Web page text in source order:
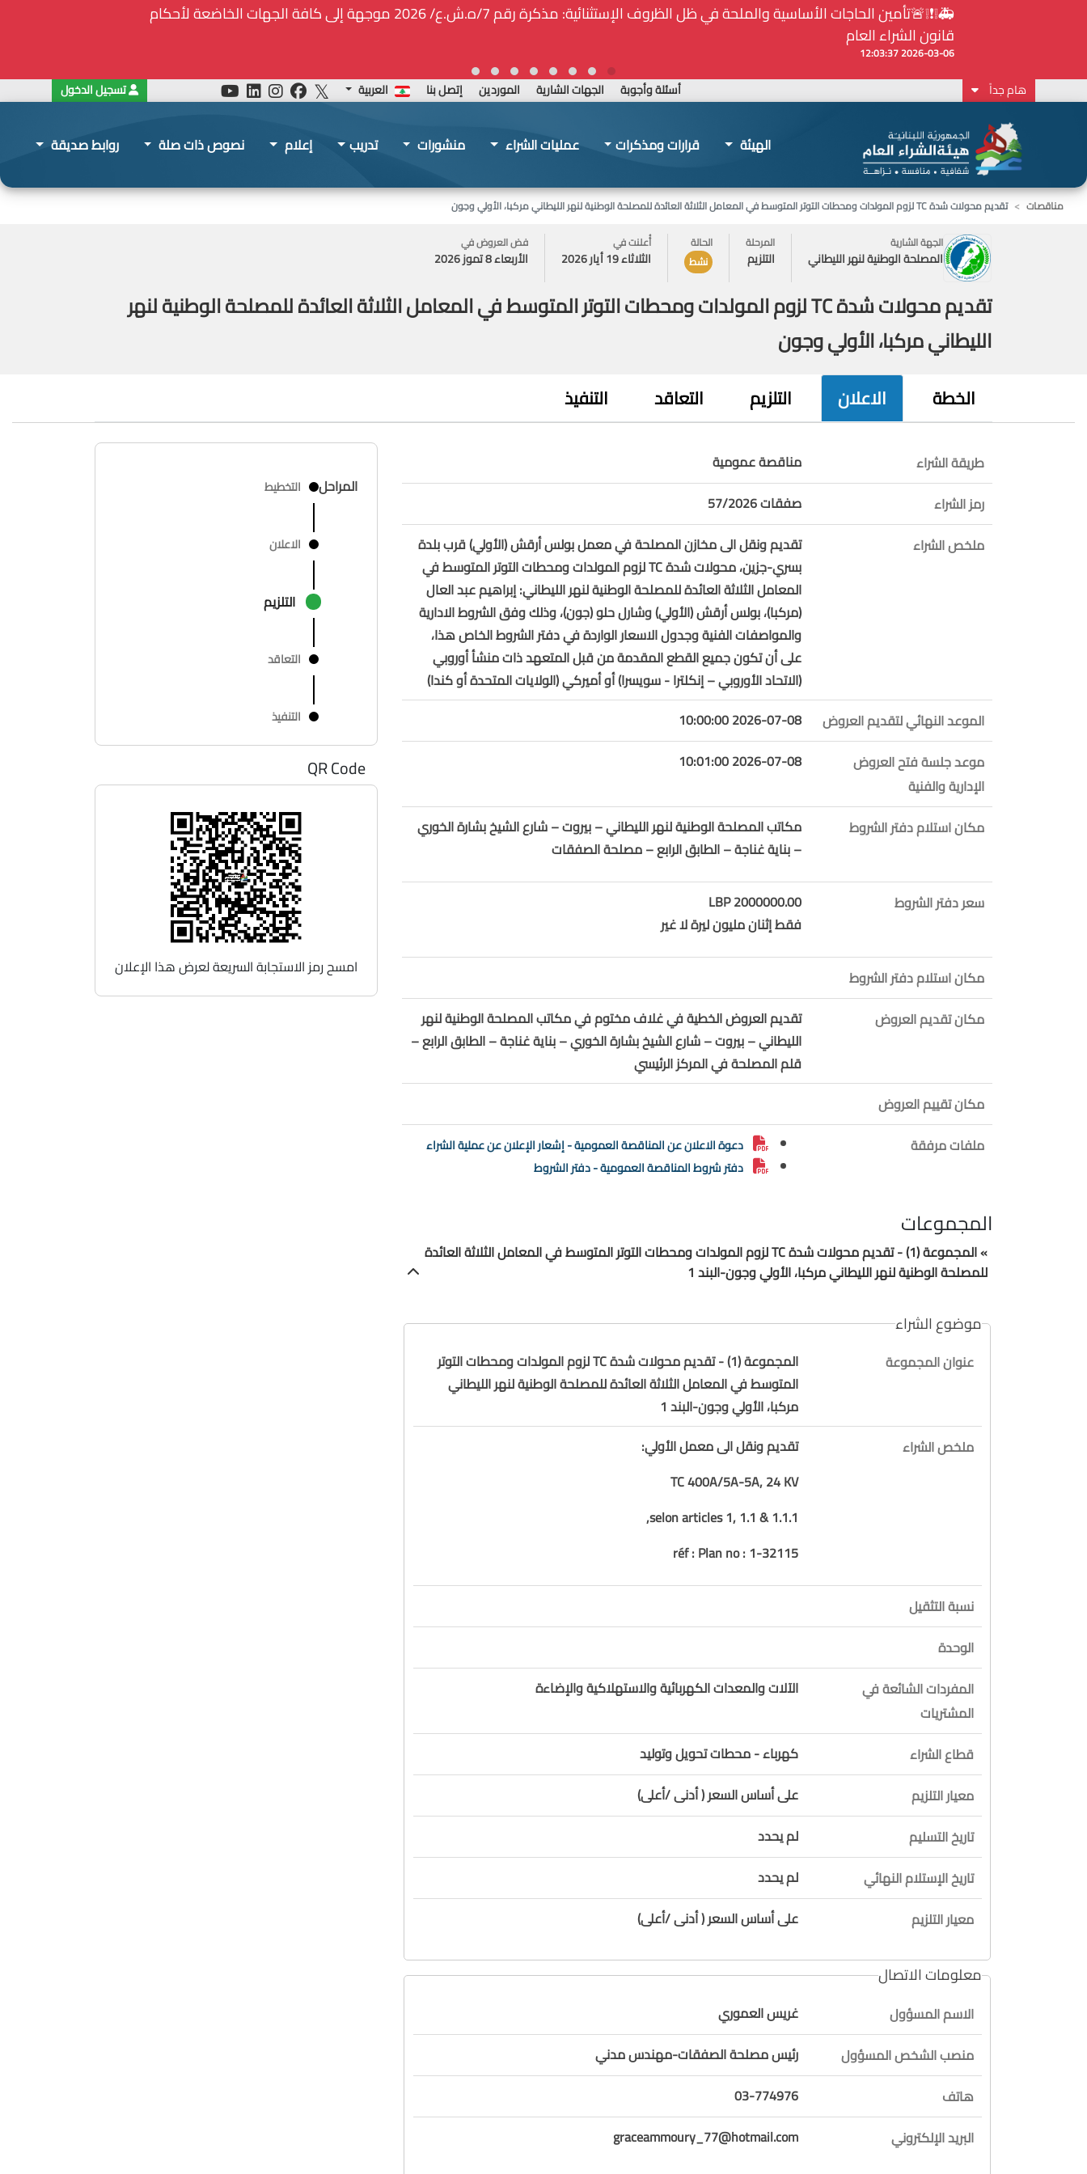
⚠️... ويكون النشر إلزامياً على المنصة الإلكترونيّة المركزيّة لدى هيئة الشراء العام... الخ. (المادة 109 : الشفافية)
2026-02-24 13:48:11
هام جداً أسئلة وأجوبة الجهات الشارية الموردين إتصل بنا العربية تسجيل الدخول
الهيئة قرارات ومذكرات عمليات الشراء منشورات تدريب إعلام نصوص ذات صلة روابط صديقة
مناقصات
تقديم محولات شدة TC لزوم المولدات ومحطات التوتر المتوسط في المعامل الثلاثة العائدة للمصلحة الوطنية لنهر الليطاني مركبا، الأولي وجون
الجهة الشارية
المصلحة الوطنية لنهر الليطاني
المرحلة
التلزيم
الحالة
نشط
أُعلنت في
الثلاثاء 19 أيار 2026
فض العروض في
الأربعاء 8 تموز 2026
تقديم محولات شدة TC لزوم المولدات ومحطات التوتر المتوسط في المعامل الثلاثة العائدة للمصلحة الوطنية لنهر
الليطاني مركبا، الأولي وجون
الخطة الاعلان التلزيم التعاقد التنفيذ
طريقة الشراء
مناقصة عمومية
رمز الشراء
صفقات 57/2026
ملخص الشراء
تقديم ونقل الى مخازن المصلحة في معمل بولس أرقش (الأولي) قرب بلدة
بسري-جزين، محولات شدة TC لزوم المولدات ومحطات التوتر المتوسط في
المعامل الثلاثة العائدة للمصلحة الوطنية لنهر الليطاني: إبراهيم عبد العال
(مركبا)، بولس أرقش (الأولي) وشارل حلو (جون)، وذلك وفق الشروط الادارية
والمواصفات الفنية وجدول الاسعار الواردة في دفتر الشروط الخاص هذا،
على أن تكون جميع القطع المقدمة من قبل المتعهد ذات منشأ أوروبي
(الاتحاد الأوروبي – إنكلترا - سويسرا) أو أميركي (الولايات المتحدة أو كندا)
الموعد النهائي لتقديم العروض
2026-07-08 10:00:00
موعد جلسة فتح العروض
الإدارية والفنية
2026-07-08 10:01:00
مكان استلام دفتر الشروط
مكاتب المصلحة الوطنية لنهر الليطاني – بيروت – شارع الشيخ بشارة الخوري
– بناية غناجة – الطابق الرابع – مصلحة الصفقات
سعر دفتر الشروط
2000000.00 LBP
فقط إثنان مليون ليرة لا غير
مكان استلام دفتر الشروط
مكان تقديم العروض
تقديم العروض الخطية في غلاف مختوم في مكاتب المصلحة الوطنية لنهر
الليطاني – بيروت – شارع الشيخ بشارة الخوري – بناية غناجة – الطابق الرابع –
قلم المصلحة في المركز الرئيسي
مكان تقييم العروض
ملفات مرفقة
دعوة الاعلان عن المناقصة العمومية - إشعار الإعلان عن عملية الشراء
دفتر شروط المناقصة العمومية - دفتر الشروط
المجموعات
» المجموعة (1) - تقديم محولات شدة TC لزوم المولدات ومحطات التوتر المتوسط في المعامل الثلاثة العائدة
للمصلحة الوطنية لنهر الليطاني مركبا، الأولي وجون-البند 1
موضوع الشراء
عنوان المجموعة
المجموعة (1) - تقديم محولات شدة TC لزوم المولدات ومحطات التوتر
المتوسط في المعامل الثلاثة العائدة للمصلحة الوطنية لنهر الليطاني
مركبا، الأولي وجون-البند 1
ملخص الشراء
تقديم ونقل الى معمل الأولي:
TC 400A/5A-5A, 24 KV
selon articles 1, 1.1 & 1.1.1,
réf : Plan no : 1-32115
نسبة التثقيل
الوحدة
المفردات الشائعة في
المشتريات
الآلات والمعدات الكهربائية والاستهلاكية والإضاءة
قطاع الشراء
كهرباء - محطات تحويل وتوليد
معيار التلزيم
على أساس السعر ( أدنى /أعلى)
تاريخ التسليم
لم يحدد
تاريخ الإستلام النهائي
لم يحدد
معيار التلزيم
على أساس السعر ( أدنى /أعلى)
معلومات الاتصال
الاسم المسؤول
غريس العموري
منصب الشخص المسؤول
رئيس مصلحة الصفقات-مهندس مدني
هاتف
03-774976
البريد الإلكتروني
graceammoury_77@hotmail.com
المراحل التخطيط
الاعلان
التلزيم
التعاقد
التنفيذ
QR Code
امسح رمز الاستجابة السريعة لعرض هذا الإعلان